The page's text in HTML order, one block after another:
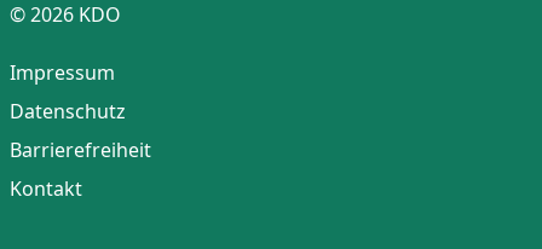
© 2026 KDO
Impressum
Datenschutz
Barrierefreiheit
Kontakt